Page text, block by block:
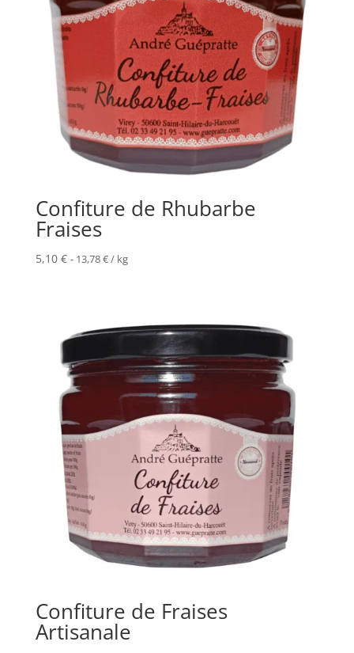
Confiture de Rhubarbe
Fraises
5,10 € - 13,78€/ kg
Confiture de Fraises
Artisanale